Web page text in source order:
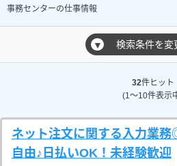
事務センターの仕事情報
▼ 検索条件を変
32件ヒット
(1～10件表示
ネット注文に関する入力業
自由♪日払いOK！未経験歓迎